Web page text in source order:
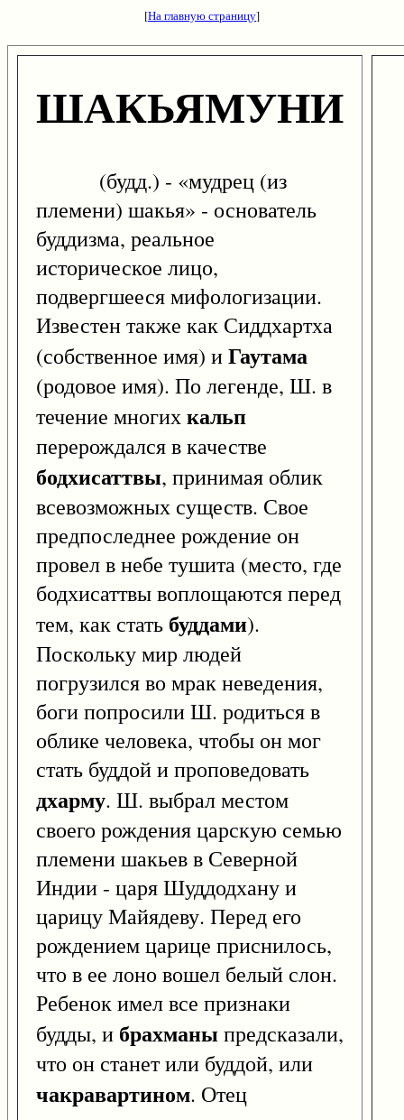
[На главную страницу]
ШАКЬЯМУНИ
(будд.) - «мудрец (из
племени) шакья» - основатель
буддизма, реальное
историческое лицо,
подвергшееся мифологизации.
Известен также как Сиддхартха
(собственное имя) иГаутама
(родовое имя). По легенде, Ш. в
течение многихкальп
перерождался в качестве
бодхисаттвы, принимая облик
всевозможных существ. Свое
предпоследнее рождение он
провел в небе тушита (место, где
бодхисаттвы воплощаются перед
тем, как стать буддами).
Поскольку мир людей
погрузился во мрак неведения,
боги попросили Ш. родиться в
облике человека, чтобы он мог
стать буддой и проповедовать
дхарму. Ш. выбрал местом
своего рождения царскую семью
племени шакьев в Северной
Индии - царя Шуддодхану и
царицу Майядеву. Перед его
рождением царице приснилось,
что в ее лоно вошел белый слон.
Ребенок имел все признаки
будды, и брахманы предсказали,
что он станет или буддой, или
чакравартином. Отец